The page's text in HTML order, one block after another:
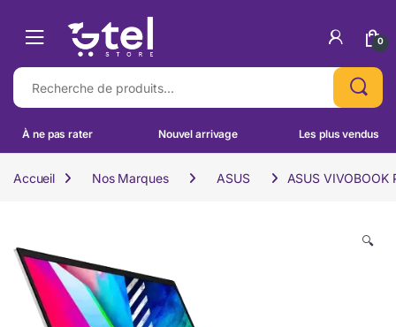
0
Recherche pour :
À ne pas rater Nouvel arrivage Les plus vendus
Accueil Nos Marques ASUS ASUS
🔍